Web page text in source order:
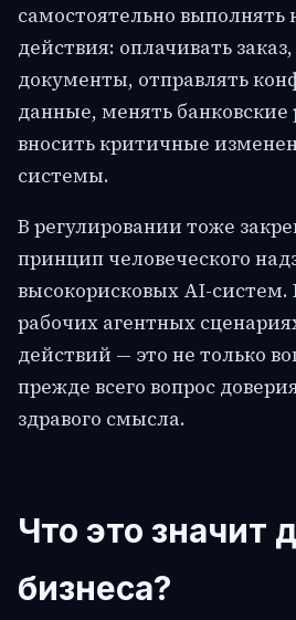
самостоятельно
действия: оплачивать
документы, отправлять
данные, менять
вносить критичные
системы.
В регулировании тоже
принцип человеческого
высокорисковых AI-систем.
рабочих агентных
действий — это не только
прежде всего вопрос
здравого смысла.
Что это значит
бизнеса?